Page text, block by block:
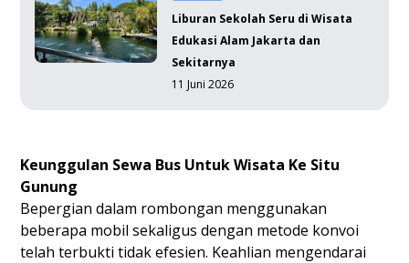
Liburan Sekolah Seru di Wisata
Edukasi Alam Jakarta dan
Sekitarnya
11 Juni 2026
Keunggulan Sewa Bus Untuk Wisata Ke Situ
Gunung
Bepergian dalam rombongan menggunakan
beberapa mobil sekaligus dengan metode konvoi
telah terbukti tidak efesien. Keahlian mengendarai